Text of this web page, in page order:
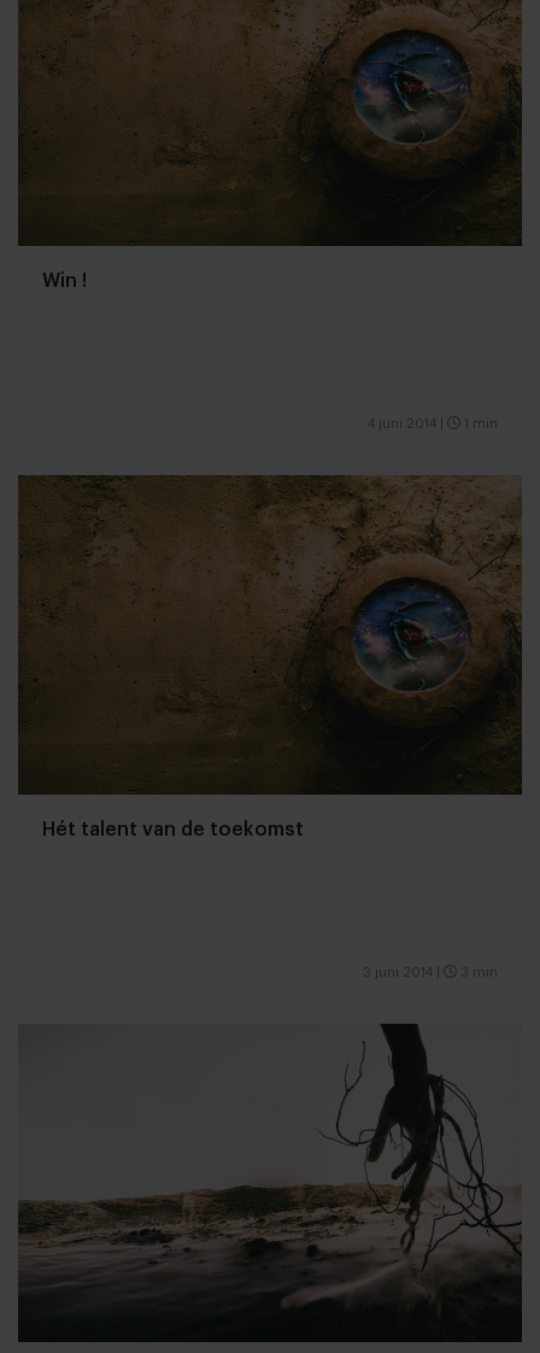
Win !
4 juni 2014 1 min
Hét talent van de toekomst
3 juni 2014 3 min